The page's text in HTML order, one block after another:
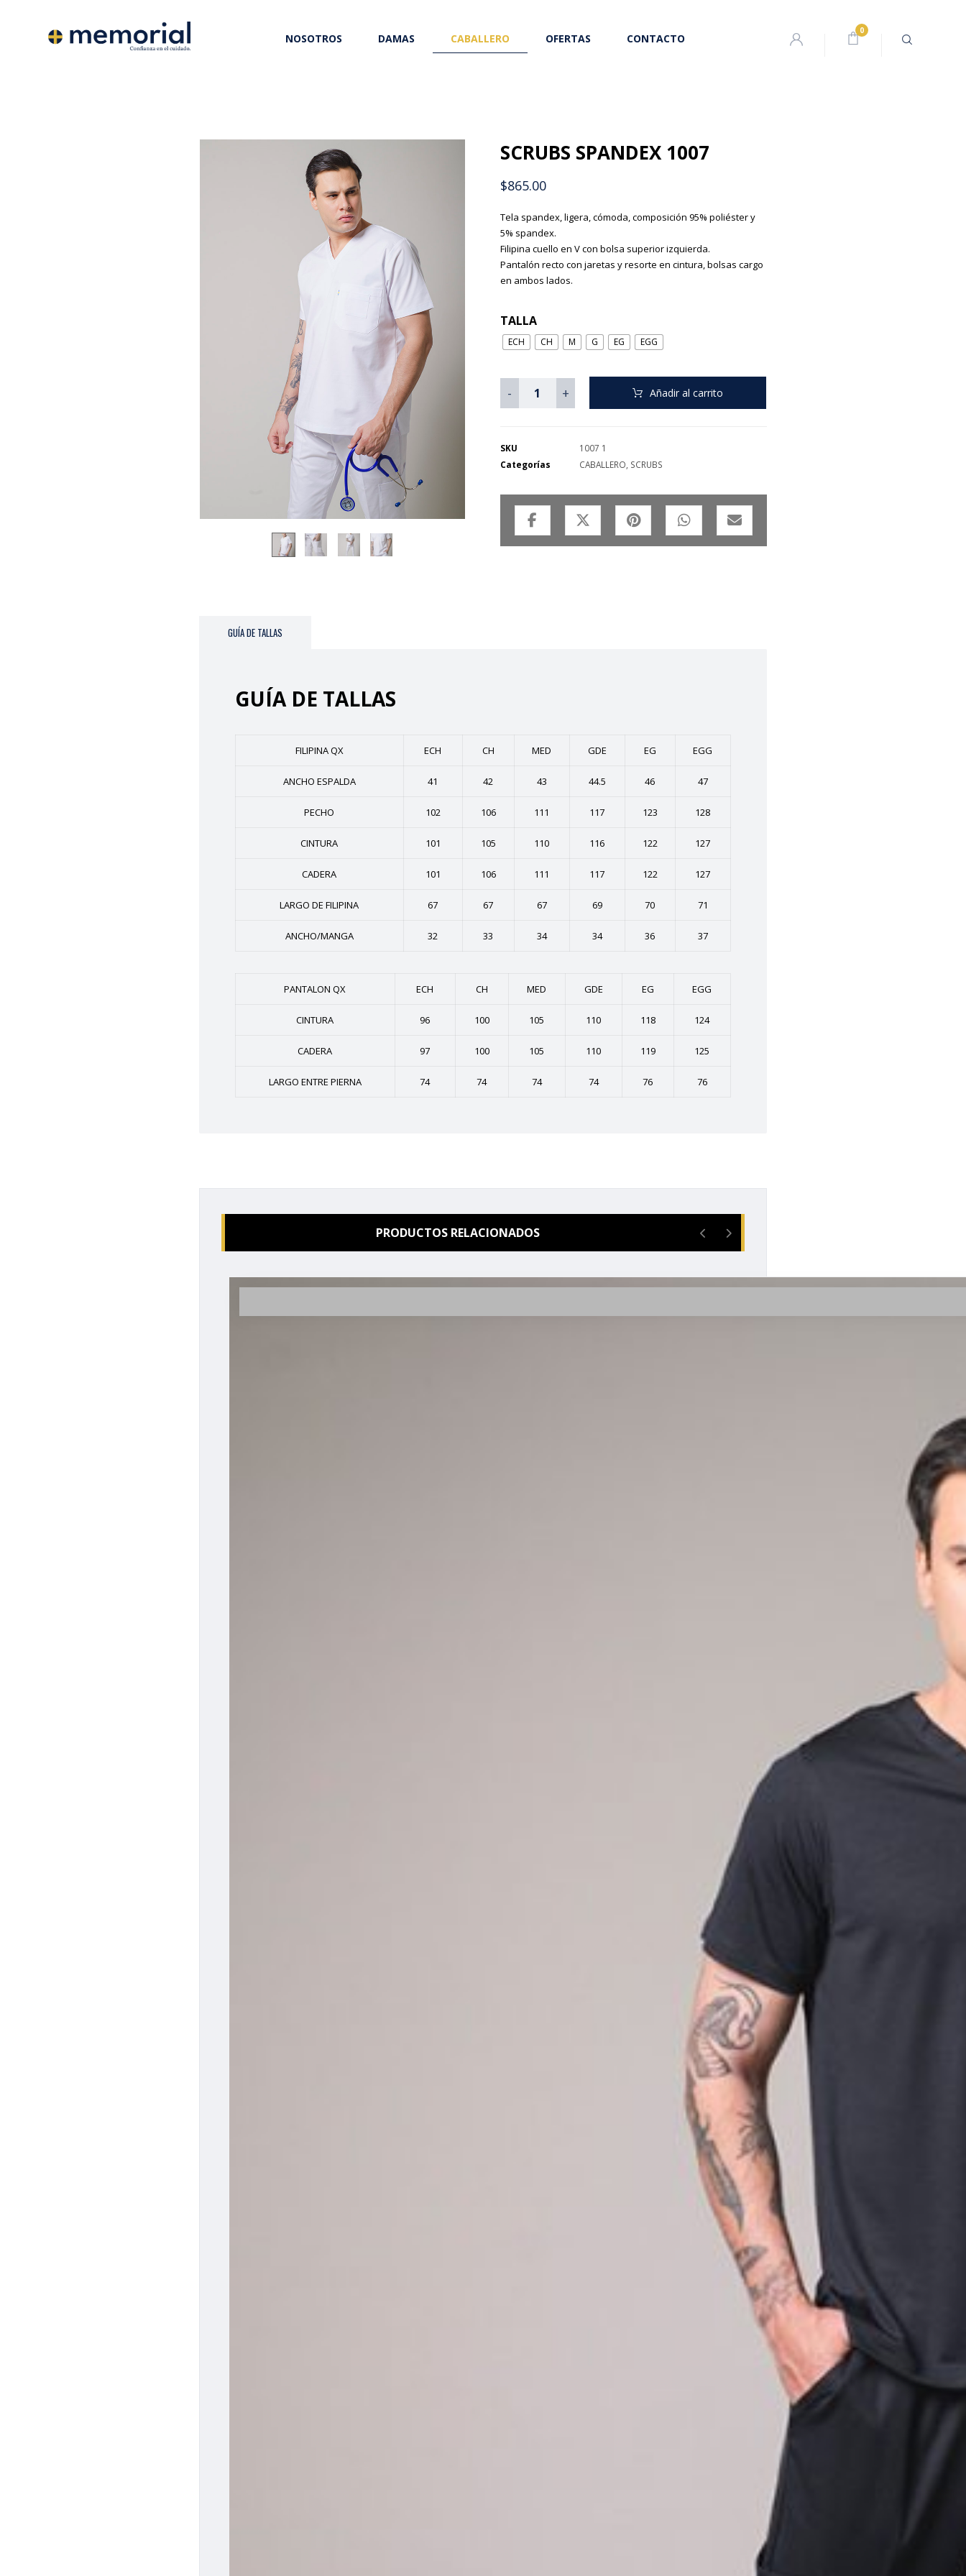
NOSOTROS DAMAS CABALLERO OFERTAS CONTACTO
SCRUBS SPANDEX 1007
$865.00
Tela spandex, ligera, cómoda, composición 95% poliéster y
5% spandex.
Filipina cuello en V con bolsa superior izquierda.
Pantalón recto con jaretas y resorte en cintura, bolsas cargo
en ambos lados.
TALLA
ECH CH M G EG EGG
- + Añadir al carrito
SKU
1007 1
Categorías
CABALLERO SCRUBS
GUÍA DE TALLAS
GUÍA DE TALLAS
FILIPINA QX ECH CH MED GDE EG EGG
ANCHO ESPALDA 41 42 43 44.5 46 47
PECHO 102 106 111 117 123 128
CINTURA 101 105 110 116 122 127
CADERA 101 106 111 117 122 127
LARGO DE FILIPINA 67 67 67 69 70 71
ANCHO/MANGA 32 33 34 34 36 37
PANTALON QX ECH CH MED GDE EG EGG
CINTURA 96 100 105 110 118 124
CADERA 97 100 105 110 119 125
LARGO ENTRE PIERNA 74 74 74 74 76 76
PRODUCTOS RELACIONADOS